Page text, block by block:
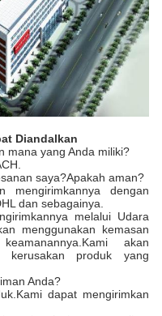
Diandalkan
mana yang Anda miliki?
saya?Apakah aman?
dengan
dan sebagainya.
melalui Udara
menggunakan kemasan
akan
kerusakan produk yang
Anda?
dapat mengirimkan